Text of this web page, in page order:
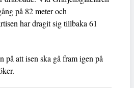
på 82 meter och
har dragit sig tillbaka 61
på att isen ska gå fram igen på